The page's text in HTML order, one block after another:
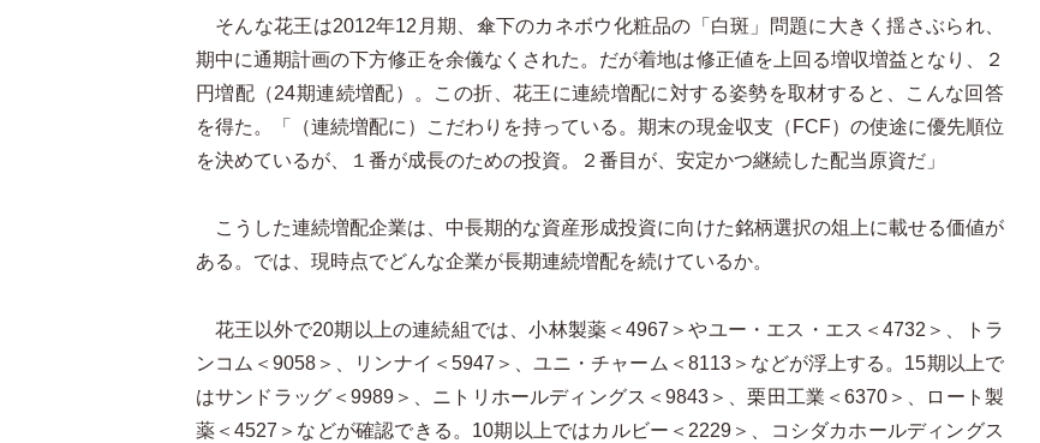
そんな花王は2012年12月期、傘下のカネボウ化粧品の「白斑」問題に大きく揺さぶられ、
期中に通期計画の下方修正を余儀なくされた。だが着地は修正値を上回る増収増益となり、２
円増配（24期連続増配）。この折、花王に連続増配に対する姿勢を取材すると、こんな回答
を得た。「（連続増配に）こだわりを持っている。期末の現金収支（FCF）の使途に優先順位
を決めているが、１番が成長のための投資。２番目が、安定かつ継続した配当原資だ」
こうした連続増配企業は、中長期的な資産形成投資に向けた銘柄選択の俎上に載せる価値が
ある。では、現時点でどんな企業が長期連続増配を続けているか。
花王以外で20期以上の連続組では、小林製薬＜4967＞やユー・エス・エス＜4732＞、トラ
ンコム＜9058 ＞、リンナイ＜5947＞、ユニ・チャーム＜8113＞などが浮上する。15期以上で
はサンドラッグ＜9989＞、ニトリホールディングス＜9843＞、栗田工業＜6370＞、ロート製
薬＜4527＞などが確認できる。10期以上ではカルビー＜2229＞、コシダカホールディングス